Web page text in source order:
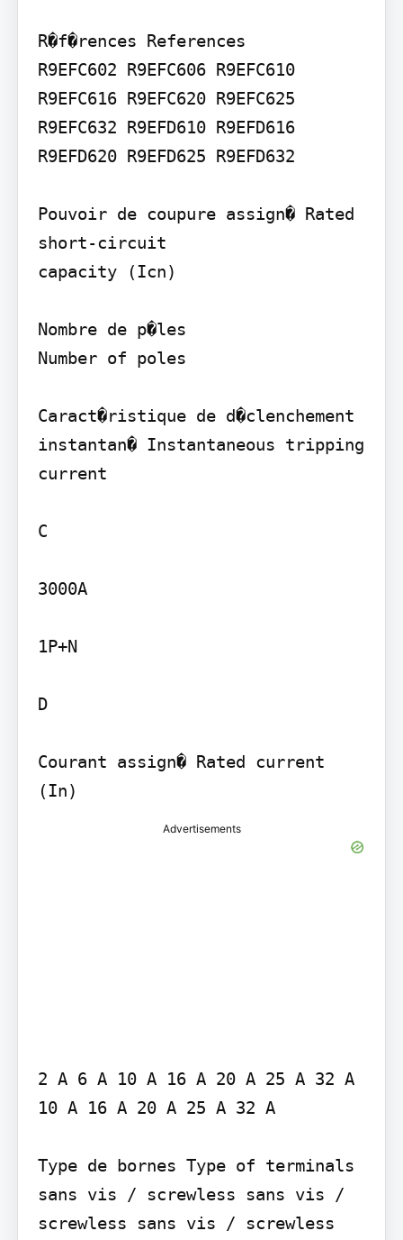
R�f�rences References
R9EFC602 R9EFC606 R9EFC610
R9EFC616 R9EFC620 R9EFC625
R9EFC632 R9EFD610 R9EFD616
R9EFD620 R9EFD625 R9EFD632
Pouvoir de coupure assign� Rated
short-circuit
capacity (Icn)
Nombre de p�les
Number of poles
Caract�ristique de d�clenchement
instantan� Instantaneous tripping
current
C
3000A
1P+N
D
Courant assign� Rated current
(In)
Advertisements
2 A 6 A 10 A 16 A 20 A 25 A 32 A
10 A 16 A 20 A 25 A 32 A
Type de bornes Type of terminals
sans vis / screwless sans vis /
screwless sans vis / screwless